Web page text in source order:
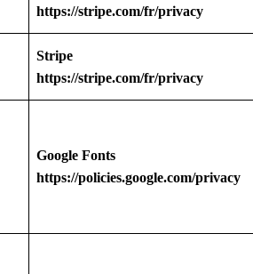
https://stripe.com/fr/privacy
Stripe
https://stripe.com/fr/privacy
Google Fonts
https://policies.google.com/privacy